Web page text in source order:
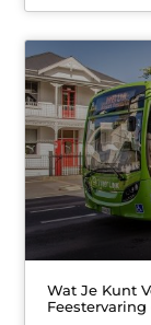
Wat Je Kunt